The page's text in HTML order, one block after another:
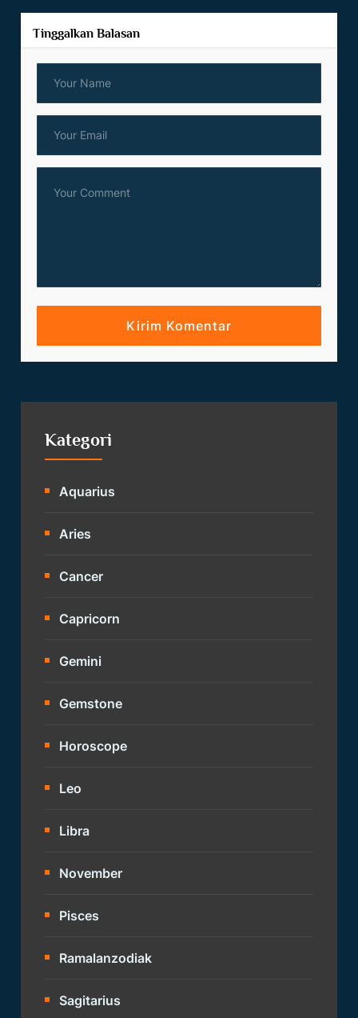
Tinggalkan Balasan
Kategori
Aquarius
Aries
Cancer
Capricorn
Gemini
Gemstone
Horoscope
Leo
Libra
November
Pisces
Ramalanzodiak
Sagitarius